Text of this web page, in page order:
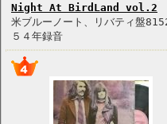
Night At BirdLand vol.2
米ブルーノート、リバティ盤
５４年録音